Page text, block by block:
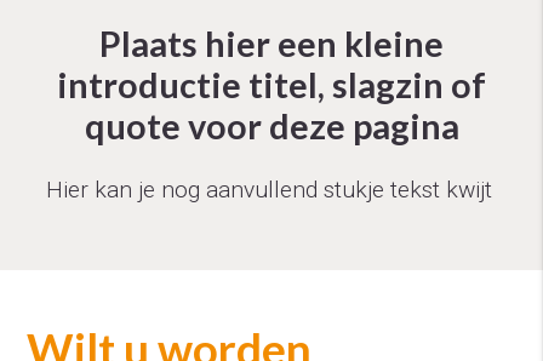
Plaats hier een kleine
introductie titel, slagzin of
quote voor deze pagina
Hier kan je nog aanvullend stukje tekst kwijt
Wilt u worden